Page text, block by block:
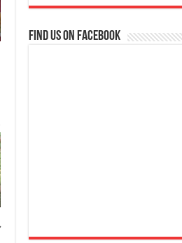
Find us on Facebook